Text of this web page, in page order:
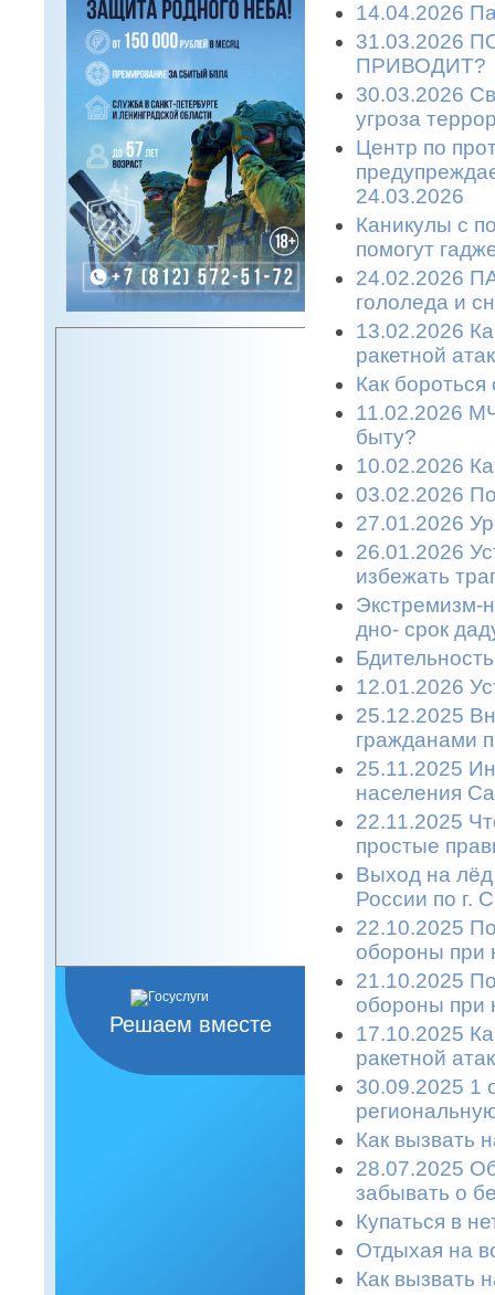
Решаем вместе
14.04.2026
31.03.2026
ПРИВОДИТ?
30.03.2026
угроза
Центр по
24.03.2026
Каникулы с
помогут
24.02.2026
гололеда и
13.02.2026
ракетной
Как
11.02.2026
быту?
10.02.2026
03.02.2026
27.01.2026
26.01.2026
избежать
Экстремизм-
дно- срок
12.01.2026
25.12.2025
гражданами
25.11.2025
населения
22.11.2025
простые
Выход на
России по г.
22.10.2025
обороны при
21.10.2025
обороны при
17.10.2025
ракетной
30.09.2025 1
Как вызвать
28.07.2025
забывать о
Купаться в
Отдыхая на
Как вызвать